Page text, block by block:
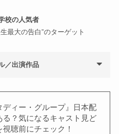
校の人気者
最大の告白”のターゲット
／出演作品
ディー・グループ』日本配
る？気になるキャスト見ど
視聴前にチェック！